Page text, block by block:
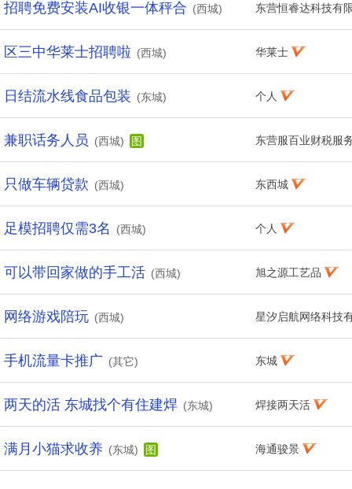
招聘免费安装AI收银一体秤合 (西城) 东营恒睿达科技有
区三中华莱士招聘啦 (西城) 华莱士
日结流水线食品包装 (东城) 个人
兼职话务人员 (西城) 图 东营服百业财税服
只做车辆贷款 (西城) 东西城
足模招聘仅需3名 (西城) 个人
可以带回家做的手工活 (西城) 旭之源工艺品
网络游戏陪玩 (西城) 星汐启航网络科技
手机流量卡推广 (其它) 东城
两天的活 东城找个有住建焊 (东城) 焊接两天活
满月小猫求收养 (东城) 图 海通骏景